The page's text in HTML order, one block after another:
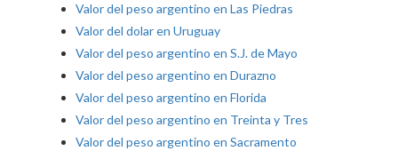
Valor del peso argentino en Las Piedras
Valor del dolar en Uruguay
Valor del peso argentino en S.J. de Mayo
Valor del peso argentino en Durazno
Valor del peso argentino en Florida
Valor del peso argentino en Treinta y Tres
Valor del peso argentino en Sacramento